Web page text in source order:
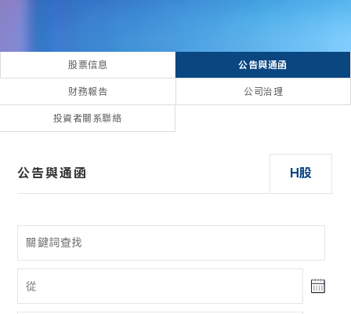
股票信息 公告與通函
财務報告 公司治理
投資者關系聯絡
公告與通函 H股